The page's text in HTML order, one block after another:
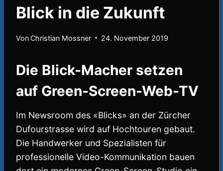
Blick in die Zukunft
VonChristian Mossner 24. November 2019
Die Blick-Macher setzen
auf Green-Screen-Web-TV
Im Newsroom des «Blicks» an der Zürcher
Dufourstrasse wird auf Hochtouren gebaut.
Die Handwerker und Spezialisten für
professionelle Video-Kommunikation bauen